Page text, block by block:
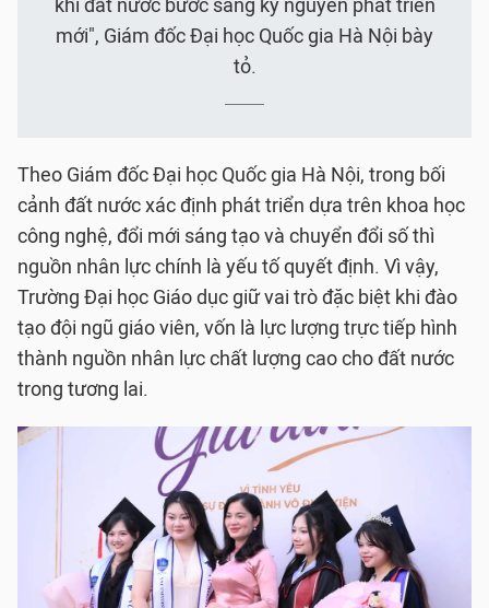
khi đất nước bước sang kỷ nguyên phát triển
mới", Giám đốc Đại học Quốc gia Hà Nội bày
tỏ.
Theo Giám đốc Đại học Quốc gia Hà Nội, trong bối
cảnh đất nước xác định phát triển dựa trên khoa học
công nghệ, đổi mới sáng tạo và chuyển đổi số thì
nguồn nhân lực chính là yếu tố quyết định. Vì vậy,
Trường Đại học Giáo dục giữ vai trò đặc biệt khi đào
tạo đội ngũ giáo viên, vốn là lực lượng trực tiếp hình
thành nguồn nhân lực chất lượng cao cho đất nước
trong tương lai.